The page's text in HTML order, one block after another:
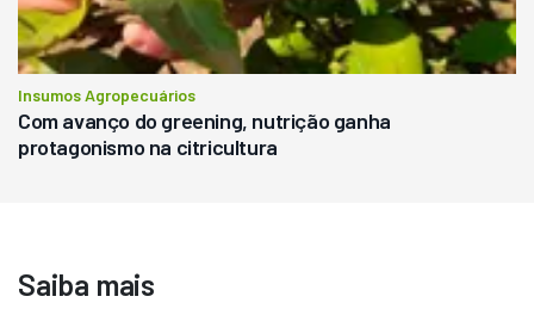
Insumos Agropecuários
Com avanço do greening, nutrição ganha
protagonismo na citricultura
Saiba mais